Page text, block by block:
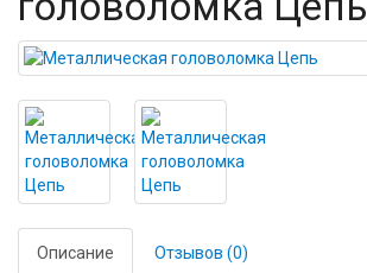
Описание Отзывов (0)